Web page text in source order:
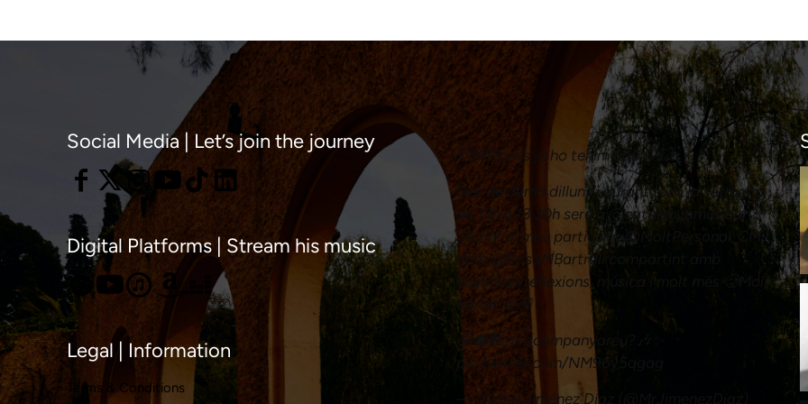
Social Media | Let’s join the journey
Digital Platforms | Stream his music
Legal | Information
Terms & Conditions
💥💚Doncs ja ho tenim aquí💚💥
Des de demà dilluns i durant tota la setmana
de 13h a 13:30h seré a@catalunyamusica
oferint el meu particular @MoltPersonal_CM
amb@RosaMBartroli
vosaltres reflexions, música i molt més 🥲Molt
agraït 🙏🏼
🤩📻🎙️Ens acompanyareu?🎶✨
pic.twitter.com/NM96y5qgag
— Víctor Jiménez Díaz (@MrJimenezDiaz)